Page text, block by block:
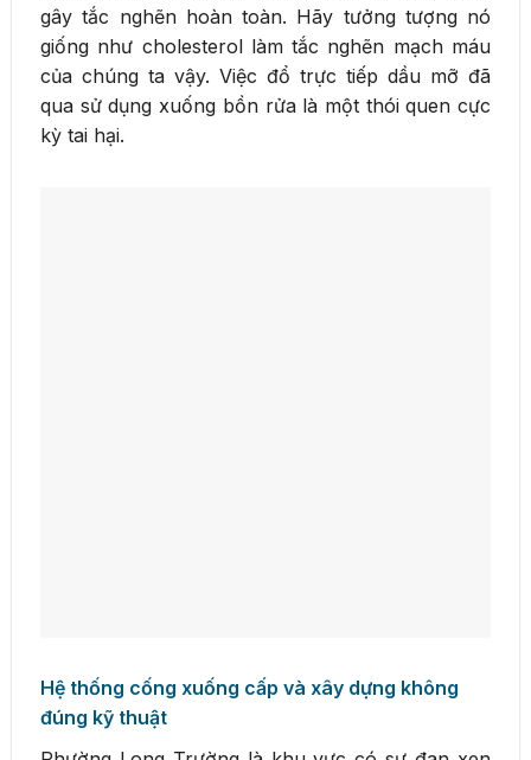
gây tắc nghẽn hoàn toàn. Hãy tưởng tượng nó
giống như cholesterol làm tắc nghẽn mạch máu
của chúng ta vậy. Việc đổ trực tiếp dầu mỡ đã
qua sử dụng xuống bồn rửa là một thói quen cực
kỳ tai hại.
Hệ thống cống xuống cấp và xây dựng không
đúng kỹ thuật